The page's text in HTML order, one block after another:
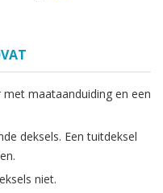
maataanduiding en een
deksels. Een tuitdeksel
niet.